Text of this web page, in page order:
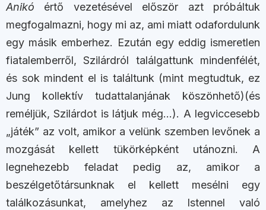
Anikó értő vezetésével először azt próbáltuk
megfogalmazni, hogy mi az, ami miatt odafordulunk
egy másik emberhez. Ezután egy eddig ismeretlen
fiatalemberről, Szilárdról találgattunk mindenfélét,
és sok mindent el is találtunk (mint megtudtuk, ez
Jung kollektív tudattalanjának köszönhető)(és
reméljük, Szilárdot is látjuk még…). A legviccesebb
„játék” az volt, amikor a velünk szemben levőnek a
mozgását kellett tükörképként utánozni. A
legnehezebb feladat pedig az, amikor a
beszélgetőtársunknak el kellett mesélni egy
találkozásunkat, amelyhez az Istennel való